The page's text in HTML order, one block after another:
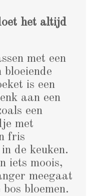
het altijd
met een
is een
aan een
een
met
fris
de keuken.
iets moois,
meegaat
bloemen.